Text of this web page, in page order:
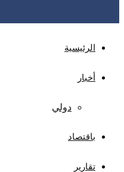
الرئيسية
أخبار
دولي
باقتصاد
تقارير